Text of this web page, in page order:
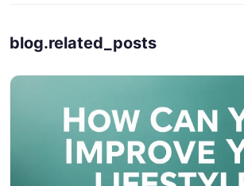
blog.related_posts